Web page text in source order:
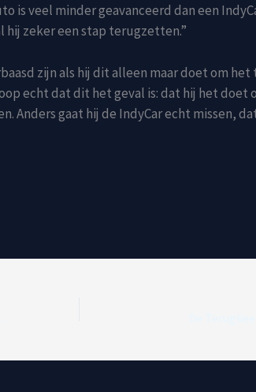
is veel minder geavanceerd dan een
hij zeker een stap terugzetten.”
zijn als hij dit alleen maar doet om het
echt dat dit het geval is: dat hij het doet
Anders gaat hij de IndyCar echt missen,